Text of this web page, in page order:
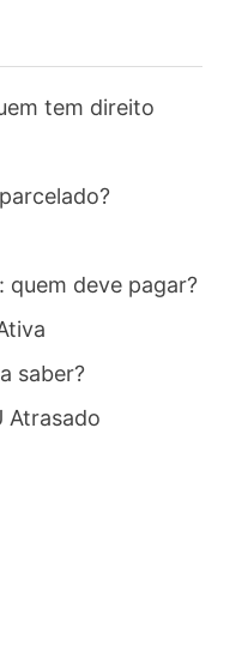
tem direito
quem deve pagar?
saber?
Atrasado